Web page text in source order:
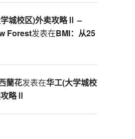
城校区)外卖攻略Ⅱ –
Forest发表在BMI：从25
蘭花发表在华工(大学城校
略Ⅱ